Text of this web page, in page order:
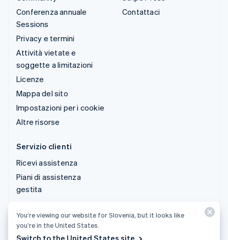
Conferenza annuale
Sessions
Privacy e termini
Attività vietate e
soggette a limitazioni
Licenze
Mappa del sito
Impostazioni per i cookie
Altre risorse
Contattaci
Servizio clienti
Ricevi assistenza
Piani di assistenza
gestita
© 2026 Stripe, LLC
You’re viewing our website for Slovenia, but it looks like
you’re in the United States.
Switch to the United States site